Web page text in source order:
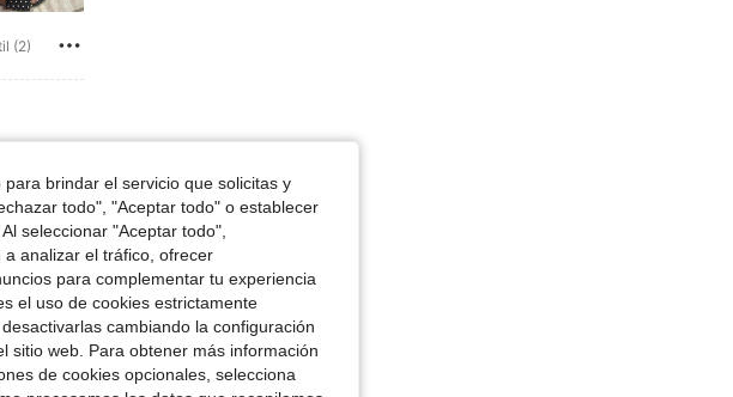
(2)
(1)
brindar el servicio que solicitas y
todo", "Aceptar todo" o establecer
seleccionar "Aceptar todo",
analizar el tráfico, ofrecer
para complementar tu experiencia
el uso de cookies estrictamente
cambiando la configuración
sitio web. Para obtener más información
de cookies opcionales, selecciona